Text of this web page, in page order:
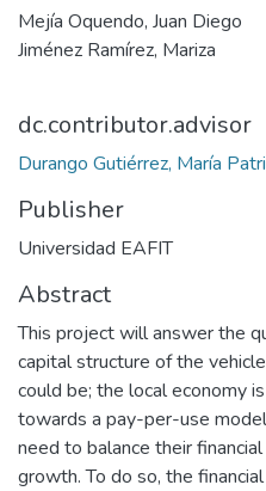
Mejía Oquendo, Juan Diego
Jiménez Ramírez, Mariza
dc.contributor.advisor
Durango Gutiérrez, María
Publisher
Universidad EAFIT
Abstract
This project will answer the
capital structure of the
could be; the local economy
towards a pay-per-use
need to balance their
growth. To do so, the